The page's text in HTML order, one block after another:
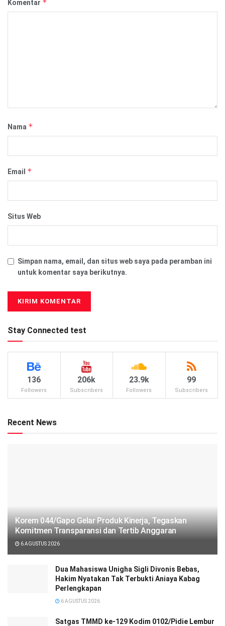
Komentar *
Nama *
Email *
Situs Web
Simpan nama, email, dan situs web saya pada peramban ini
untuk komentar saya berikutnya.
Stay Connected test
136
Followers
206k
Subscribers
23.9k
Followers
99
Subscribers
Recent News
Korem 044/Gapo Gelar Produk Kinerja, Tegaskan
Komitmen Transparansi dan Tertib Anggaran
6 AGUSTUS 2026
Dua Mahasiswa Unigha Sigli Divonis Bebas,
Hakim Nyatakan Tak Terbukti Aniaya Kabag
Perlengkapan
6 AGUSTUS 2026
Satgas TMMD ke-129 Kodim 0102/Pidie Lembur